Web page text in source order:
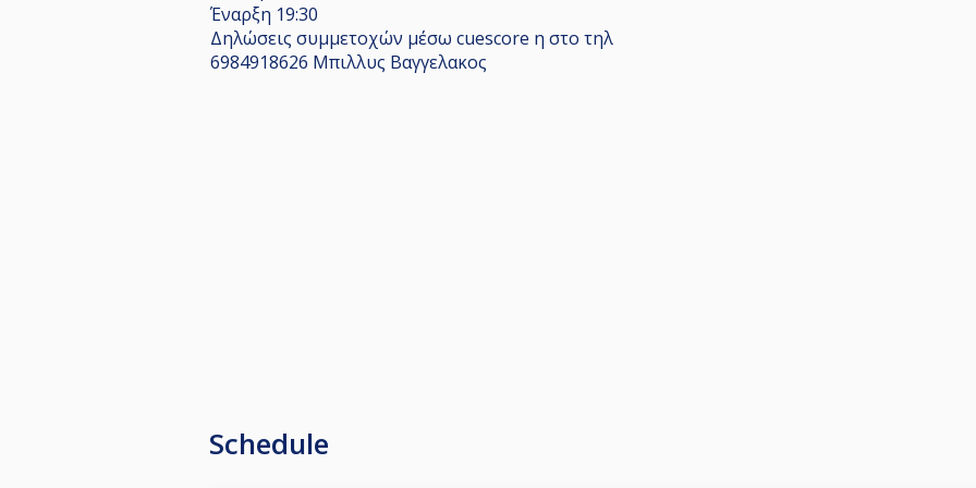
Έναρξη 19:30
Δηλώσεις συμμετοχών μέσω cuescore η στο τηλ
6984918626 Μπιλλυς Βαγγελακος
Schedule